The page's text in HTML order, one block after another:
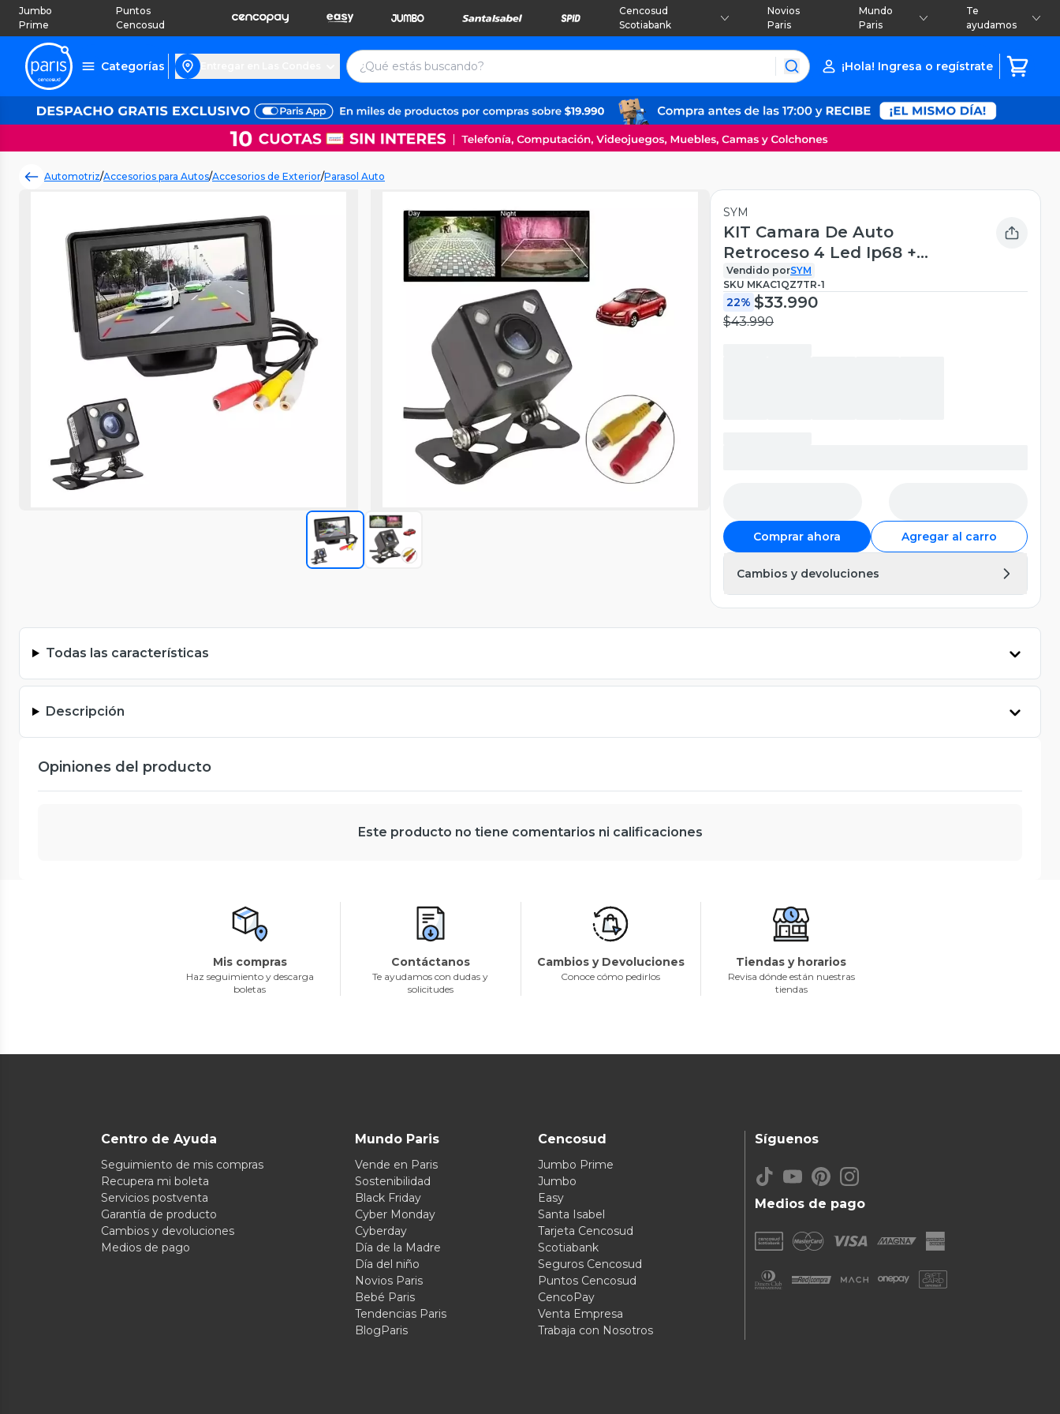
Jumbo
Prime
Puntos
Cencosud
Cencosud
Scotiabank
Novios
Paris
Mundo
Paris
Te
ayudamos
Categorías ¡Hola! Ingresa o regístrate
Automotriz/Accesorios para Autos/Accesorios de Exterior/Parasol Auto
SYM
KIT Camara De Auto
Retroceso 4 Led Ip68 +
Pantalla 4.3
Vendido porSYM
SKU MKAC1QZ7TR-1
22% $33.990
$43.990
Comprar ahora Agregar al carro
Cambios y devoluciones
Todas las características
Descripción
Opiniones del producto
Este producto no tiene comentarios ni calificaciones
Mis compras
Haz seguimiento y descarga
boletas
Contáctanos
Te ayudamos con dudas y
solicitudes
Cambios y Devoluciones
Conoce cómo pedirlos
Tiendas y horarios
Revisa dónde están nuestras
tiendas
Centro de Ayuda
Seguimiento de mis compras
Recupera mi boleta
Servicios postventa
Garantía de producto
Cambios y devoluciones
Medios de pago
Mundo Paris
Vende en Paris
Sostenibilidad
Black Friday
Cyber Monday
Cyberday
Día de la Madre
Día del niño
Novios Paris
Bebé Paris
Tendencias Paris
BlogParis
Cencosud
Jumbo Prime
Jumbo
Easy
Santa Isabel
Tarjeta Cencosud
Scotiabank
Seguros Cencosud
Puntos Cencosud
CencoPay
Venta Empresa
Trabaja con Nosotros
Medios de pago
Síguenos